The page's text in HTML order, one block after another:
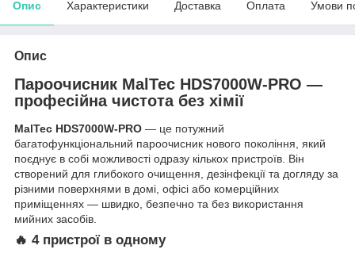
Опис Характеристики Доставка Оплата Умови
Опис
Пароочисник MalTec HDS7000W-PRO —
професійна чистота без хімії
MalTec HDS7000W-PRO — це потужний
багатофункціональний пароочисник нового покоління, який
поєднує в собі можливості одразу кількох пристроїв. Він
створений для глибокого очищення, дезінфекції та догляду за
різними поверхнями в домі, офісі або комерційних
приміщеннях — швидко, безпечно та без використання
мийних засобів.
🔥 4 пристрої в одному